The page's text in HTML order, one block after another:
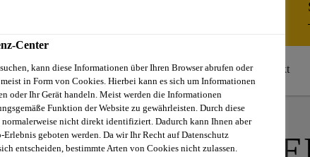
News Sika Brands Ansprechpartner Kontakt
Center
kann diese Informationen über Ihren Browser abrufen oder
in Form von Cookies. Hierbei kann es sich um Informationen
oder Ihr Gerät handeln. Meist werden die Informationen
Funktion der Website zu gewährleisten. Durch diese
nicht direkt identifiziert. Dadurch kann Ihnen aber
Erlebnis geboten werden. Da wir Ihr Recht auf Datenschutz
entscheiden, bestimmte Arten von Cookies nicht zulassen.